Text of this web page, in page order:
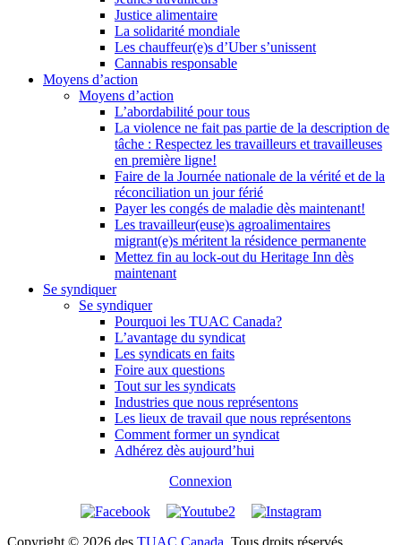
Justice alimentaire
La solidarité mondiale
Les chauffeur(e)s d’Uber s’unissent
Cannabis responsable
Moyens d’action
Moyens d’action
L’abordabilité pour tous
La violence ne fait pas partie de la description de
tâche : Respectez les travailleurs et travailleuses
en première ligne!
Faire de la Journée nationale de la vérité et de la
réconciliation un jour férié
Payer les congés de maladie dès maintenant!
Les travailleur(euse)s agroalimentaires
migrant(e)s méritent la résidence permanente
Mettez fin au lock-out du Heritage Inn dès
maintenant
Se syndiquer
Se syndiquer
Pourquoi les TUAC Canada?
L’avantage du syndicat
Les syndicats en faits
Foire aux questions
Tout sur les syndicats
Industries que nous représentons
Les lieux de travail que nous représentons
Comment former un syndicat
Adhérez dès aujourd’hui
Connexion
Copyright © 2026 des TUAC Canada . Tous droits réservés.